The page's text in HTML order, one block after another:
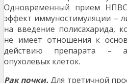
Одновременный прием НПВС
эффект иммуностимуляции –
на введение полисахарида,
не имеет отношения к
действию препарата –
опухолевых клеток.
Рак почки.Для третичной